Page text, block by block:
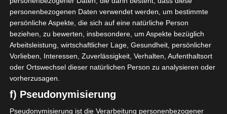
O B. El Hmidi
M Y. Becha 21'
SPIELBERICHT
Der Klassiker zwischen Etoile sportive du Sahel (ESS),
mit 9 Punkten auf Platz 5, und dem Club sportif
sfaxien (CSS), mit der gleichen Punktzahl auf Platz 4,
personenbezogenen Daten verwendet werden, um bestimmte
persönliche Aspekte, die sich auf eine natürliche Person
beziehen, zu bewerten, insbesondere, um Aspekte bezüglich
Arbeitsleistung, wirtschaftlicher Lage, Gesundheit, persönlicher
Vorlieben, Interessen, Zuverlässigkeit, Verhalten, Aufenthaltsort
oder Ortswechsel dieser natürlichen Person zu analysieren oder
vorherzusagen.
f) Pseudonymisierung
Pseudonymisierung ist die Verarbeitung personenbezogener